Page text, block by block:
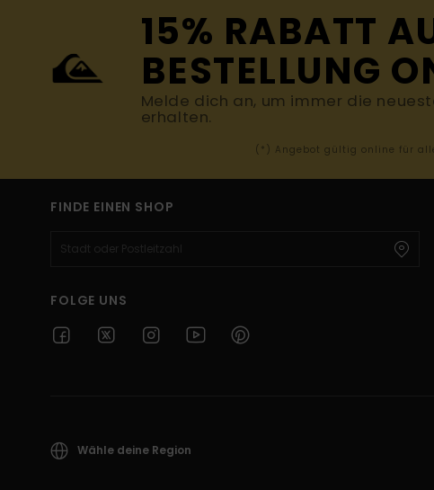
15% RABATT
BESTELLUNG
Melde dich an, um immer die
erhalten.
(*) Angebot gültig online für
FINDE EINEN SHOP
FOLGE UNS
Wähle deine Region